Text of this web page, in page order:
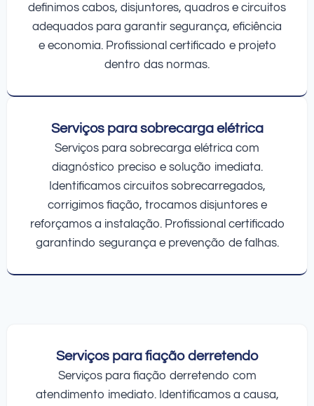
definimos cabos, disjuntores, quadros e circuitos
adequados para garantir segurança, eficiência
e economia. Profissional certificado e projeto
dentro das normas.
Serviços para sobrecarga elétrica
Serviços para sobrecarga elétrica com
diagnóstico preciso e solução imediata.
Identificamos circuitos sobrecarregados,
corrigimos fiação, trocamos disjuntores e
reforçamos a instalação. Profissional certificado
garantindo segurança e prevenção de falhas.
Serviços para fiação derretendo
Serviços para fiação derretendo com
atendimento imediato. Identificamos a causa,